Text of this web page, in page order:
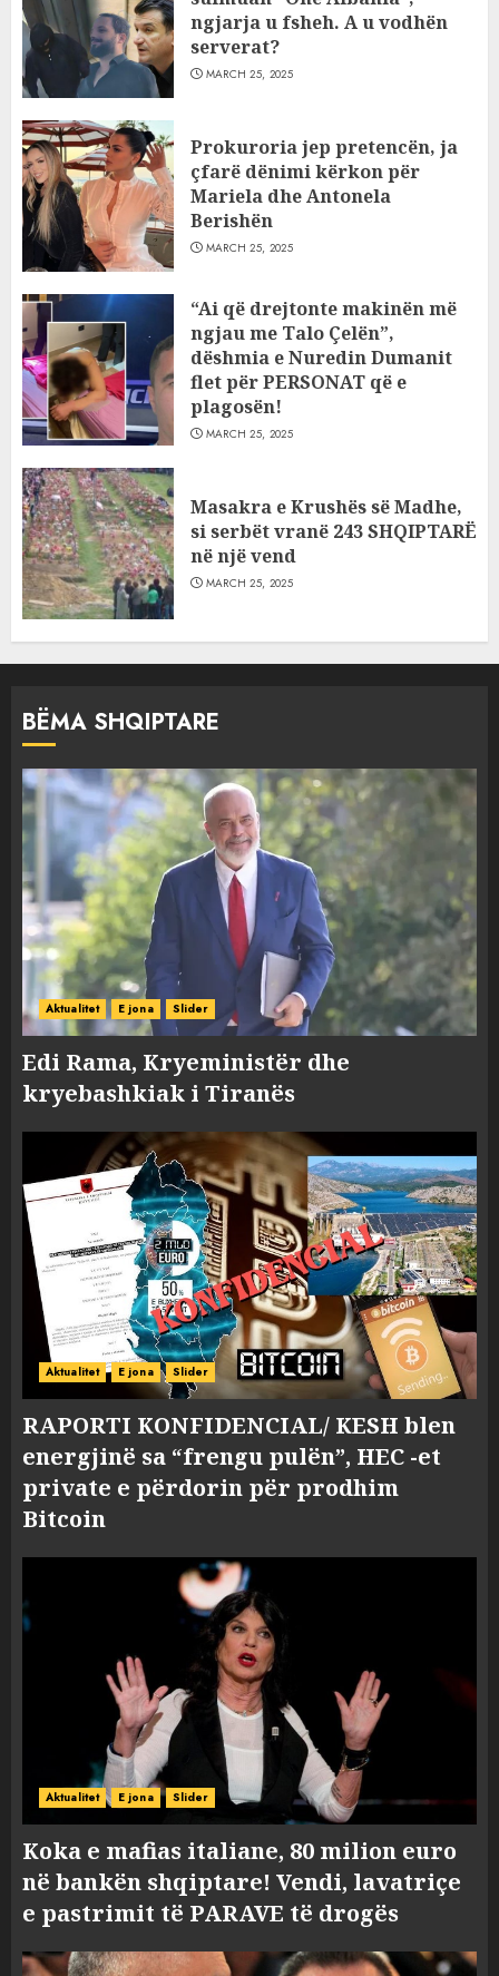
ngjarja u fsheh. A u vodhën
serverat?
MARCH 25, 2025
Prokuroria jep pretencën, ja
çfarë dënimi kërkon për
Mariela dhe Antonela
Berishën
MARCH 25, 2025
“Ai që drejtonte makinën më
ngjau me Talo Çelën”,
dëshmia e Nuredin Dumanit
flet për PERSONAT që e
plagosën!
MARCH 25, 2025
Masakra e Krushës së Madhe,
si serbët vranë 243 SHQIPTARË
në një vend
MARCH 25, 2025
BËMA SHQIPTARE
Aktualitet E jona Slider
Edi Rama, Kryeministër dhe
kryebashkiak i Tiranës
Aktualitet E jona Slider
RAPORTI KONFIDENCIAL/ KESH blen
energjinë sa “frengu pulën”, HEC -et
private e përdorin për prodhim
Bitcoin
Aktualitet E jona Slider
Koka e mafias italiane, 80 milion euro
në bankën shqiptare! Vendi, lavatriçe
e pastrimit të PARAVE të drogës